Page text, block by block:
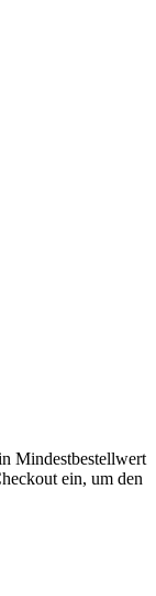
Mindestbestellwert
ein, um den